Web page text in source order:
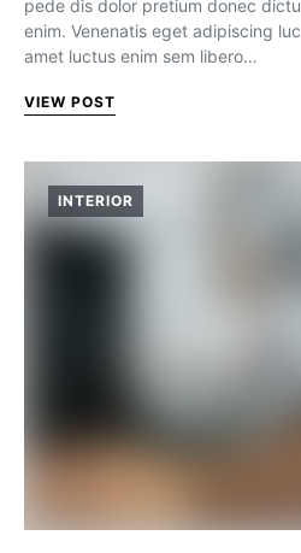
pede dis dolor pretium donec
enim. Venenatis eget adipiscing
amet luctus enim sem libero…
VIEW POST
INTERIOR